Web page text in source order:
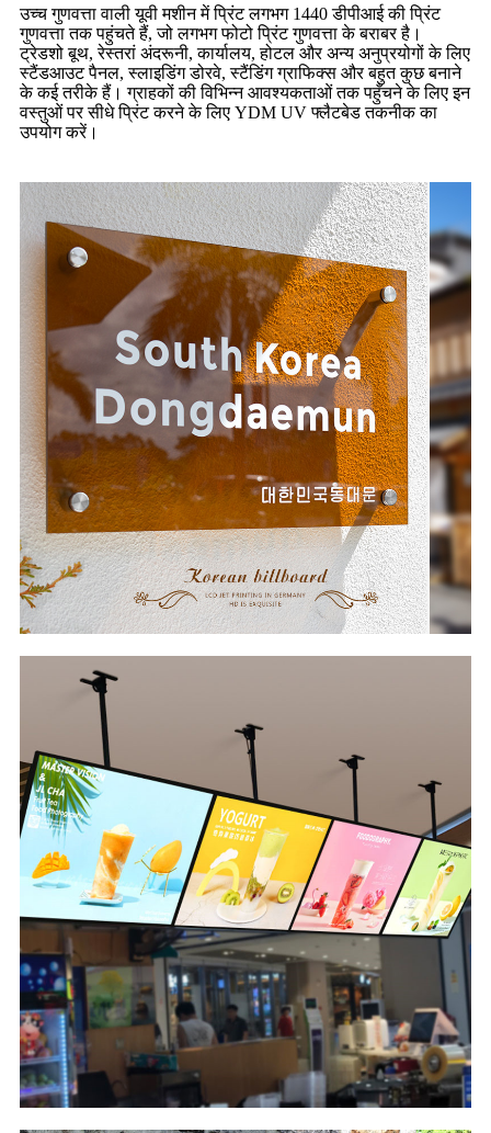
उच्च गुणवत्ता वाली यूवी मशीन में प्रिंट लगभग 1440 डीपीआई की प्रिंट
गुणवत्ता तक पहुंचते हैं, जो लगभग फोटो प्रिंट गुणवत्ता के बराबर है।
ट्रेडशो बूथ, रेस्तरां अंदरूनी, कार्यालय, होटल और अन्य अनुप्रयोगों के लिए
स्टैंडआउट पैनल, स्लाइडिंग डोरवे, स्टैंडिंग ग्राफिक्स और बहुत कुछ बनाने
के कई तरीके हैं। ग्राहकों की विभिन्न आवश्यकताओं तक पहुँचने के लिए इन
वस्तुओं पर सीधे प्रिंट करने के लिए YDM UV फ्लैटबेड तकनीक का
उपयोग करें।